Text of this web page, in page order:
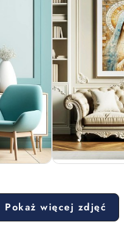
Pokaż więcej zdjęć